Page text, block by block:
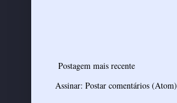
Postagem mais recente
Assinar: Postar comentários (Atom)